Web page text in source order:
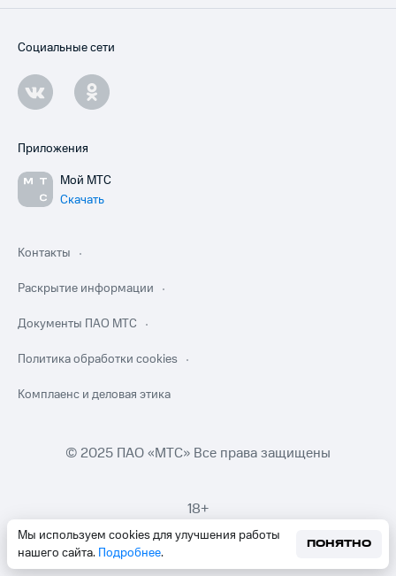
Мы используем cookies для улучшения работы
нашего сайта. Подробнее.
ПОНЯТНО
Социальные сети
Приложения
Мой МТС
Скачать
Контакты
Раскрытие информации
Документы ПАО МТС
Политика обработки cookies
Комплаенс и деловая этика
© 2025 ПАО «МТС» Все права защищены
18+